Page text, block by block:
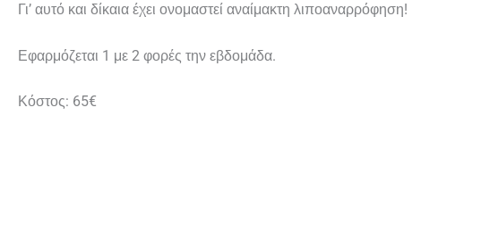
Γι’ αυτό και δίκαια έχει ονομαστεί αναίμακτη λιποαναρρόφηση!
Εφαρμόζεται 1 με 2 φορές την εβδομάδα.
Κόστος: 65€